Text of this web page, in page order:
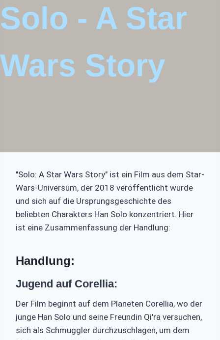
Solo - A Star
Wars Story
"Solo: A Star Wars Story" ist ein Film aus dem Star-
Wars-Universum, der 2018 veröffentlicht wurde
und sich auf die Ursprungsgeschichte des
beliebten Charakters Han Solo konzentriert. Hier
ist eine Zusammenfassung der Handlung:
Handlung:
Jugend auf Corellia:
Der Film beginnt auf dem Planeten Corellia, wo der
junge Han Solo und seine Freundin Qi'ra versuchen,
sich als Schmuggler durchzuschlagen, um dem